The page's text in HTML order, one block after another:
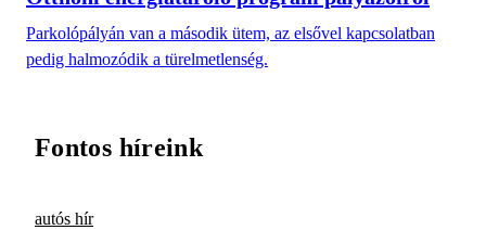
Parkolópályán van a második ütem, az elsővel kapcsolatban
pedig halmozódik a türelmetlenség.
Fontos híreink
autós hír